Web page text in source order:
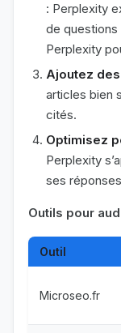
: Perplexity
de
Perplexity
Ajoutez
articles bien
cités.
Optimisez
Perplexity
ses
Outils pour
Outil
Microseo.fr